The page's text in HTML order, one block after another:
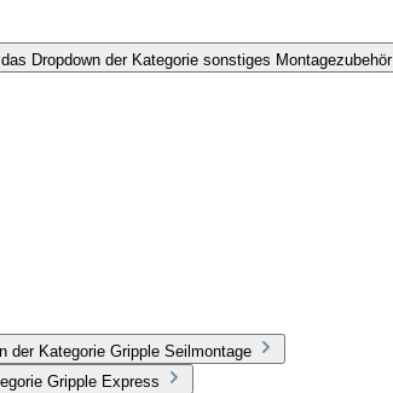
Dropdown der Kategorie sonstiges Montagezubehör
der Kategorie Gripple Seilmontage
Gripple Express